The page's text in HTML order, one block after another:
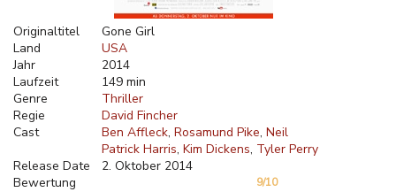
Originaltitel
Gone Girl
Land
USA
Jahr
2014
Laufzeit
149 min
Genre
Thriller
Regie
David Fincher
Cast
Ben Affleck Rosamund Pike Neil
Patrick Harris Kim Dickens Tyler Perry
Release Date
2. Oktober 2014
Bewertung
9/10